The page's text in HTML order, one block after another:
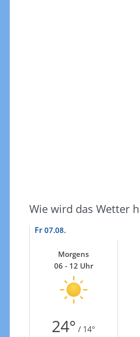
Wie wird das Wetter
Fr 07.08.
Morgens
06 - 12 Uhr
24° / 14°